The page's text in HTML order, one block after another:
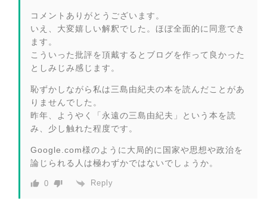
コメントありがとうございます。
いえ、大変嬉しい解釈でした。ほぼ全面的に同意でき
ます。
こういった批評を頂戴するとブログを作って良かった
としみじみ感じます。
恥ずかしながら私は三島由紀夫の本を読んだことがあ
りませんでした。
昨年、ようやく「永遠の三島由紀夫」という本を読
み、少し触れた程度です。
Google.com様のように大局的に国家や思想や政治を
論じられる人は極わずかではないでしょうか。
0 Reply